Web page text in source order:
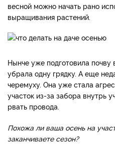
весной можно начать рано
выращивания растений.
Нынче уже подготовила почву
убрала одну грядку. А еще
черемуху. Она уже стала
участок из-за забора внутрь
рвать провода.
Похожа ли ваша осень на
заканчиваете сезон?